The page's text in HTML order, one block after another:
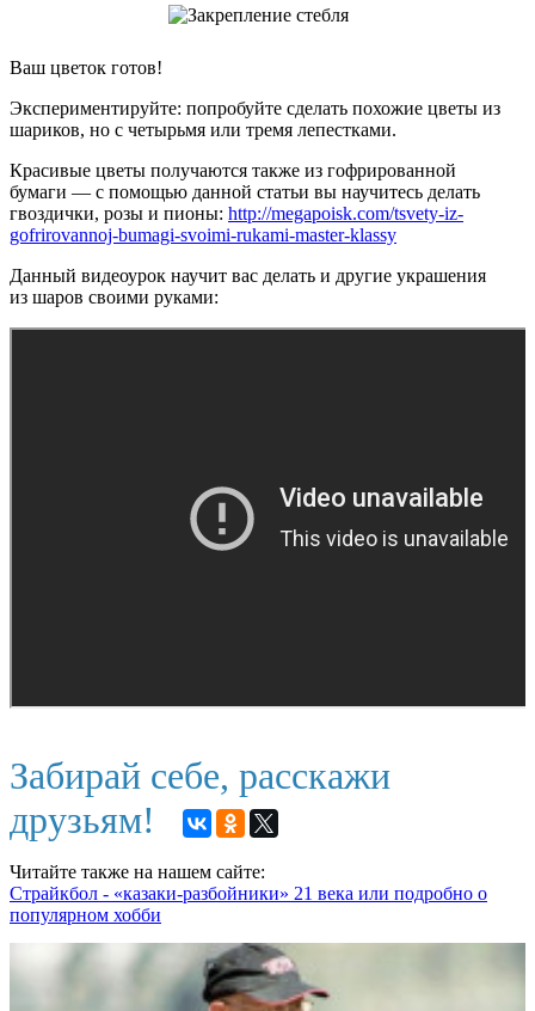
Ваш цветок готов!
Экспериментируйте: попробуйте сделать похожие цветы из
шариков, но с четырьмя или тремя лепестками.
Красивые цветы получаются также из гофрированной
бумаги — с помощью данной статьи вы научитесь делать
гвоздички, розы и пионы: http://megapoisk.com/tsvety-iz-
gofrirovannoj-bumagi-svoimi-rukami-master-klassy
Данный видеоурок научит вас делать и другие украшения
из шаров своими руками:
Забирай себе, расскажи
друзьям!
Читайте также на нашем сайте:
Страйкбол - «казаки-разбойники» 21 века или подробно о
популярном хобби